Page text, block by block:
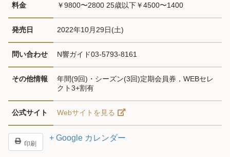
料金 ￥9800〜2800 25歳以下￥4500〜1400
発売日 2022年10月29日(土)
問い合わせ N響ガイド03-5793-8161
その他情報
年間(9回)・シーズン(3回)定期会員券，WEBセレ
クト3+割有
公式サイト Webサイトを見る
印刷
+ Google カレンダー